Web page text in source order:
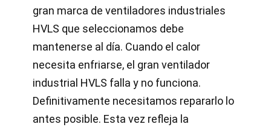
gran marca de ventiladores industriales
HVLS que seleccionamos debe
mantenerse al día. Cuando el calor
necesita enfriarse, el gran ventilador
industrial HVLS falla y no funciona.
Definitivamente necesitamos repararlo lo
antes posible. Esta vez refleja la